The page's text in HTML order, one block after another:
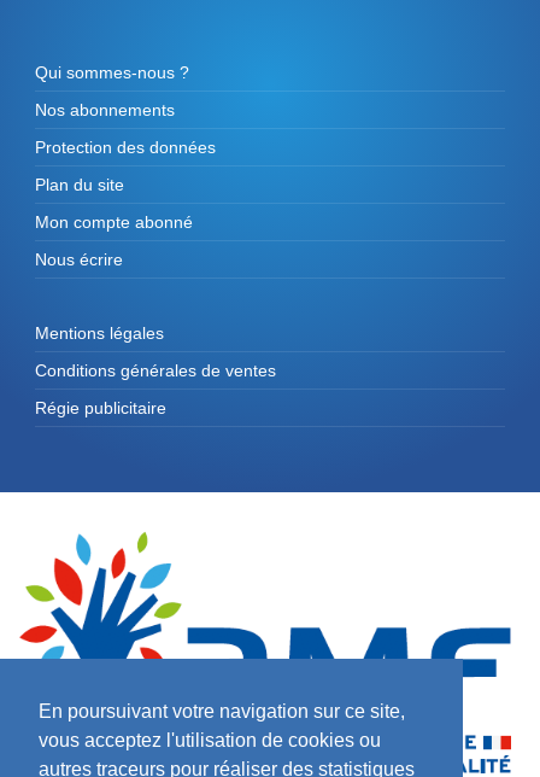
En poursuivant votre navigation sur ce site,
vous acceptez l'utilisation de cookies ou
autres traceurs pour réaliser des statistiques
Qui sommes-nous ?
Nos abonnements
Protection des données
Plan du site
Mon compte abonné
Nous écrire
Mentions légales
Conditions générales de ventes
Régie publicitaire